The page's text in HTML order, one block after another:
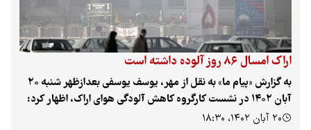
۸۶ روز آلوده داشته است
به گزارش «پیام ما» به نقل از مهر، یوسف یوسفی بعدازظهر شنبه ۲۰
آبان ۱۴۰۲ در نشست کارگروه کاهش آلودگی هوای اراک، اظهار کرد: